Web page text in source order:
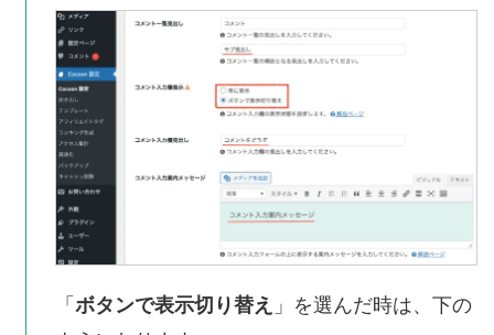
「ボタンで表示切り替え 」を選んだ時は、下の